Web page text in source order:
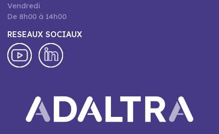
Vendredi
De 8h00 à 14h00
RESEAUX SOCIAUX